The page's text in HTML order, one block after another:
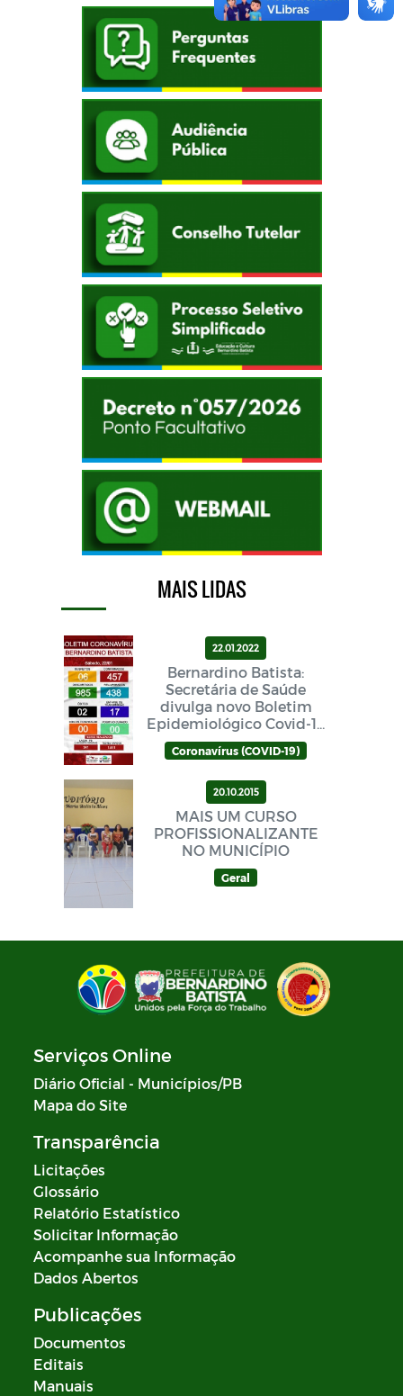
MAIS LIDAS
22.01.2022
Bernardino Batista:
Secretária de Saúde
divulga novo Boletim
Epidemiológico Covid-19
neste sábado (22/01)
Coronavírus (COVID-19)
20.10.2015
MAIS UM CURSO
PROFISSIONALIZANTE
NO MUNICÍPIO
Geral
Serviços Online
Diário Oficial - Municípios/PB
Mapa do Site
Transparência
Licitações
Glossário
Relatório Estatístico
Solicitar Informação
Acompanhe sua Informação
Dados Abertos
Publicações
Documentos
Editais
Manuais